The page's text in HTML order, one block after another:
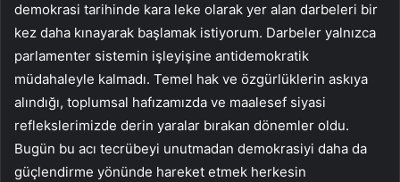
demokrasi tarihinde kara leke olarak yer alan darbeleri bir
kez daha kınayarak başlamak istiyorum. Darbeler yalnızca
parlamenter sistemin işleyişine antidemokratik
müdahaleyle kalmadı. Temel hak ve özgürlüklerin askıya
alındığı, toplumsal hafızamızda ve maalesef siyasi
reflekslerimizde derin yaralar bırakan dönemler oldu.
Bugün bu acı tecrübeyi unutmadan demokrasiyi daha da
güçlendirme yönünde hareket etmek herkesin